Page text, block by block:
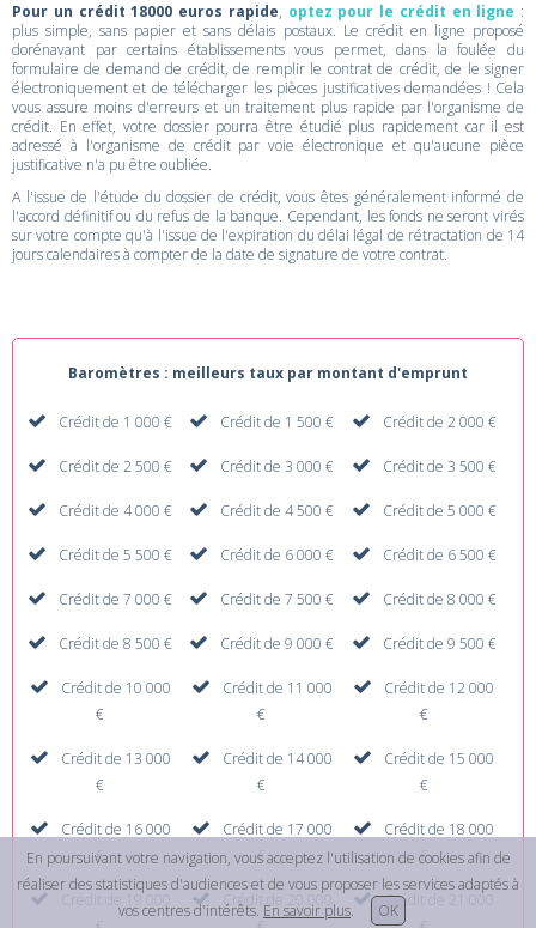
Pour un crédit 18000 euros rapide, optez pour le crédit en ligne :
plus simple, sans papier et sans délais postaux. Le crédit en ligne proposé
dorénavant par certains établissements vous permet, dans la foulée du
formulaire de demand de crédit, de remplir le contrat de crédit, de le signer
électroniquement et de télécharger les pièces justificatives demandées ! Cela
vous assure moins d'erreurs et un traitement plus rapide par l'organisme de
crédit. En effet, votre dossier pourra être étudié plus rapidement car il est
adressé à l'organisme de crédit par voie électronique et qu'aucune pièce
justificative n'a pu être oubliée.
A l'issue de l'étude du dossier de crédit, vous êtes généralement informé de
l'accord définitif ou du refus de la banque. Cependant, les fonds ne seront virés
sur votre compte qu'à l'issue de l'expiration du délai légal de rétractation de 14
jours calendaires à compter de la date de signature de votre contrat.
Baromètres : meilleurs taux par montant d'emprunt
Crédit de 1 000 € Crédit de 1 500 € Crédit de 2 000 €
Crédit de 2 500 € Crédit de 3 000 € Crédit de 3 500 €
Crédit de 4 000 € Crédit de 4 500 € Crédit de 5 000 €
Crédit de 5 500 € Crédit de 6 000 € Crédit de 6 500 €
Crédit de 7 000 € Crédit de 7 500 € Crédit de 8 000 €
Crédit de 8 500 € Crédit de 9 000 € Crédit de 9 500 €
Crédit de 10 000
€
Crédit de 11 000
€
Crédit de 12 000
€
Crédit de 13 000
€
Crédit de 14 000
€
Crédit de 15 000
€
Crédit de 16 000
€
Crédit de 17 000
€
Crédit de 18 000
€
Crédit de 19 000
Crédit de 20 000
Crédit de 21 000
En poursuivant votre navigation, vous acceptez l'utilisation de cookies afin de
réaliser des statistiques d'audiences et de vous proposer les services adaptés à
vos centres d'intérêts. En savoir plus. OK